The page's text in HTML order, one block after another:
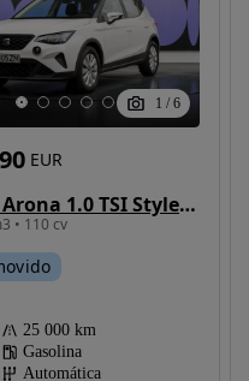
1 / 6
SEAT Arona 1.0 TSI Style DSG
• 110 cv
EUR
25 000 km
Gasolina
Automática